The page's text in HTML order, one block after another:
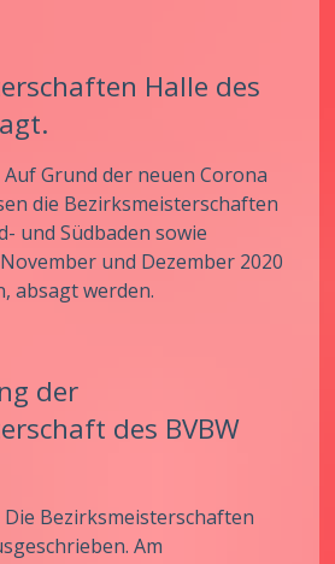
Halle des
Grund der neuen Corona
die Bezirksmeisterschaften
und Südbaden sowie
und Dezember 2020
absagt werden.
der
des BVBW
Bezirksmeisterschaften
Am